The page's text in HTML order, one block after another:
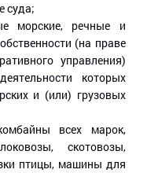
суда;
морские, речные и
(на праве
управления)
которых
и (или) грузовых
всех марок,
скотовозы,
птицы, машины для